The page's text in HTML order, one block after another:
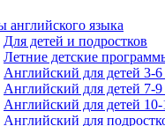
английского языка
Для детей и подростков
Летние детские
Английский для детей 3-6
Английский для детей 7-9
Английский для детей 10-
Английский для